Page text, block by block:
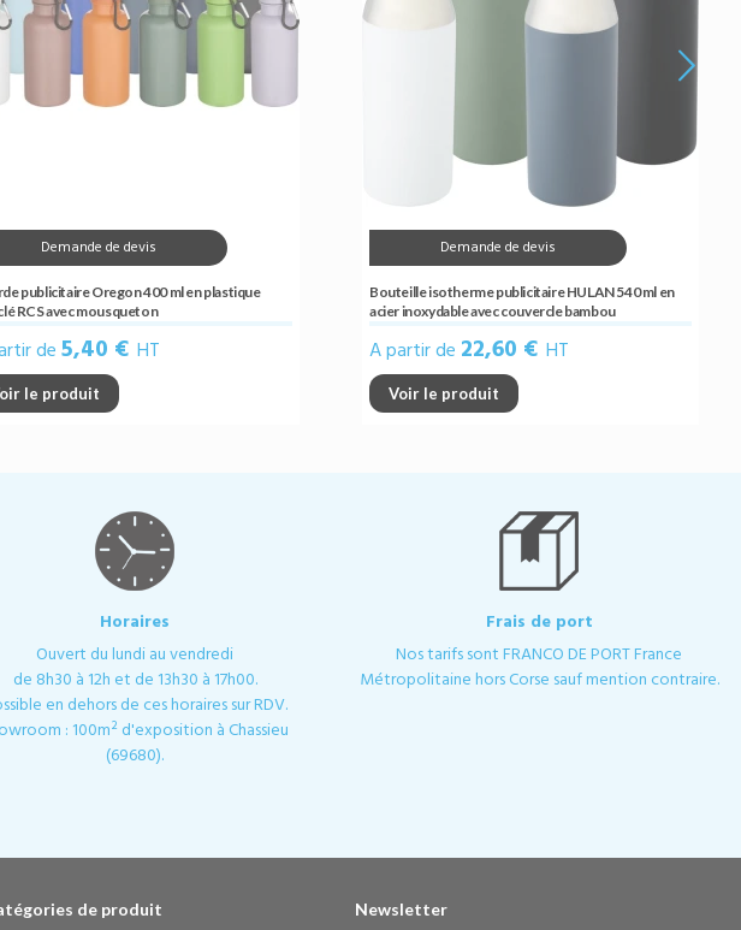
Demande de devis
publicitaire Oregon 400 ml en plastique
RCS avec mousqueton
de5,40 € HT
le produit
Demande de devis
Bouteille isotherme publicitaire HULAN 540 ml en
acier inoxydable avec couvercle bambou
A partir de 22,60 € HT
Voir le produit
Horaires
Ouvert du lundi au vendredi
de 8h30 à 12h et de 13h30 à 17h00.
en dehors de ces horaires sur RDV.
: 100m² d'exposition à Chassieu
(69680).
Frais de port
Nos tarifs sont FRANCO DE PORT France
Métropolitaine hors Corse sauf mention contraire.
de produit Newsletter